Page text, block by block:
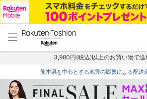
menu home
トップ
3,980円(税込)以上のお買い物で送
熊本県を中心とする地震の影響による配送